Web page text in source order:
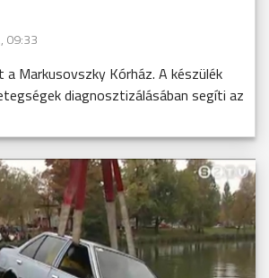
09:33
Markusovszky Kórház. A készülék
diagnosztizálásában segíti az